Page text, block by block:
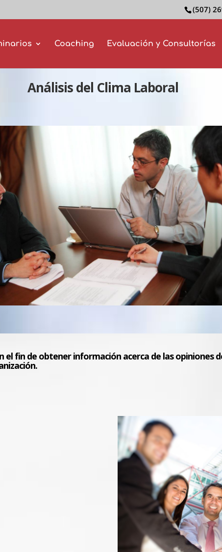
(507)
Coaching Evaluación y Consultorías
Análisis del Clima Laboral
el fin de obtener información acerca de las opiniones